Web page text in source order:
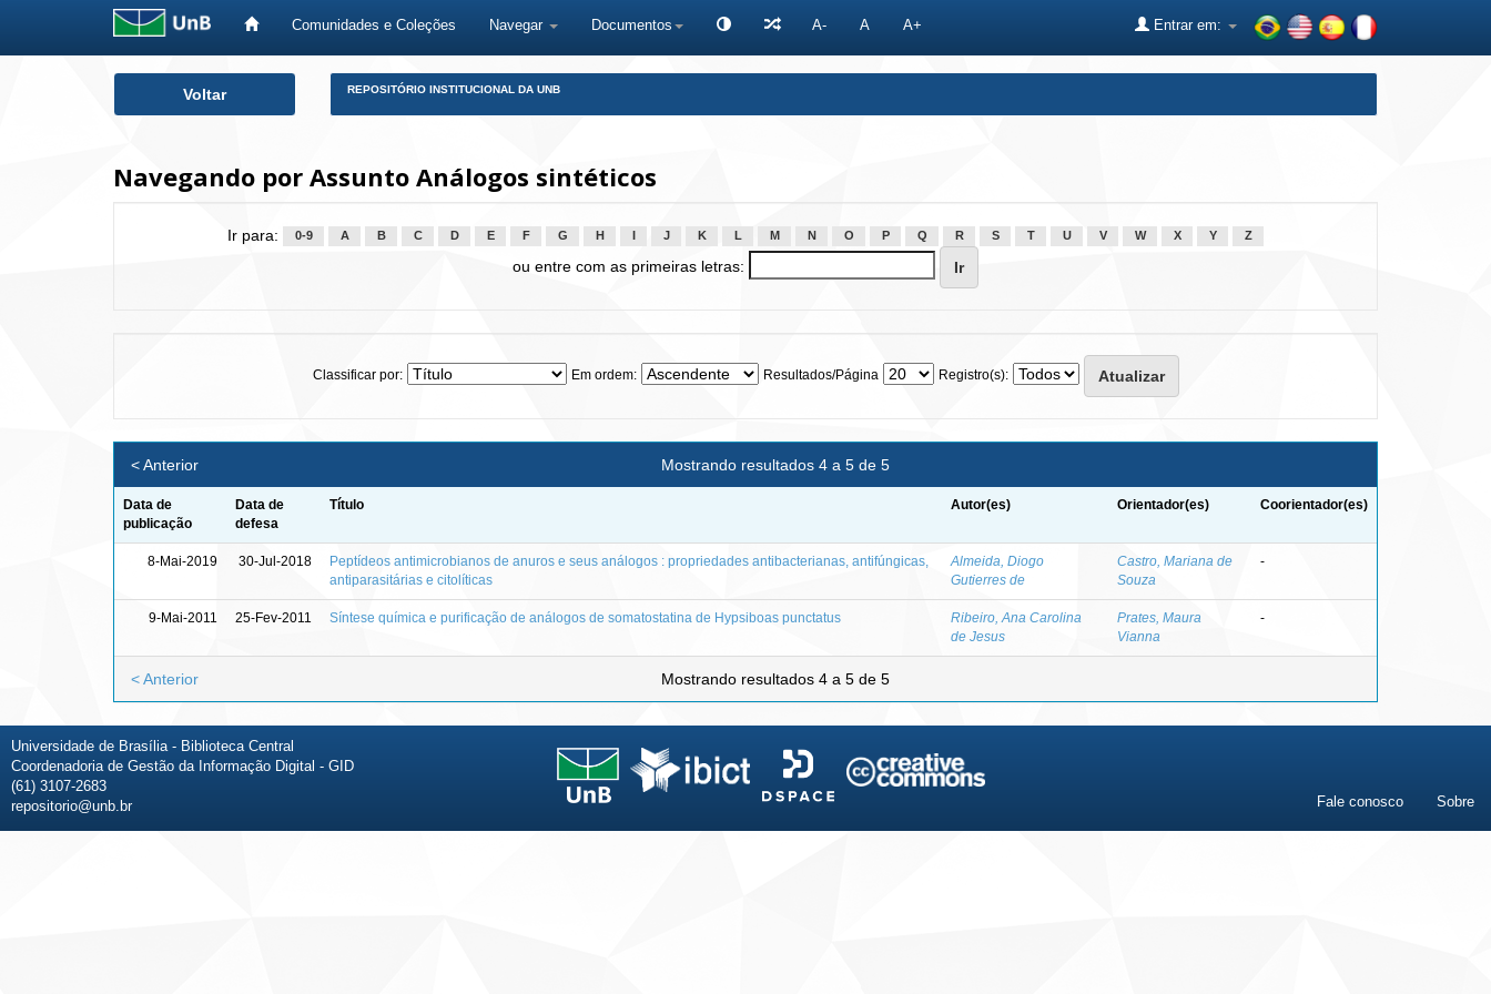
Comunidades e Coleções Navegar Documentos A- A A+ Entrar em:
Voltar REPOSITÓRIO INSTITUCIONAL DA UNB
Navegando por Assunto Análogos sintéticos
Ir para: 0-9 A B C D E F G H J K L M N O P Q R S T U V W X Y Z
ou entre com as primeiras letras:
Classificar por: Em ordem: Resultados/Página Registro(s):
Mostrando resultados 4 a 5 de 5
< Anterior
Data de
publicação
Data de
defesa
Título Autor(es) Orientador(es) Coorientador(es)
8-Mai-2019 30-Jul-2018
Peptídeos antimicrobianos de anuros e seus análogos : propriedades antibacterianas, antifúngicas,
antiparasitárias e citolíticas
Almeida, Diogo
Gutierres de
Castro, Mariana de
Souza
-
9-Mai-2011 25-Fev-2011 Síntese química e purificação de análogos de somatostatina de Hypsiboas punctatus
Ribeiro, Ana Carolina
de Jesus
Prates, Maura
Vianna
-
Mostrando resultados 4 a 5 de 5
< Anterior
Universidade de Brasília - Biblioteca Central
Coordenadoria de Gestão da Informação Digital - GID
(61) 3107-2683
repositorio@unb.br
Fale conosco Sobre